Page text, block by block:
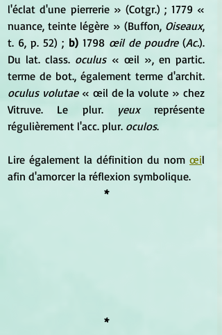
l'éclat d'une pierrerie » (Cotgr.) ; 1779 «
nuance, teinte légère » (Buffon, Oiseaux,
t. 6, p. 52) ; b) 1798 œil de poudre (Ac.).
Du lat. class. oculus « œil », en partic.
oculus volutae « œil de la volute » chez
Vitruve. Le plur.
yeux représente
régulièrement l'acc. plur. oculos.
Lire également la définition du nom œil
afin d'amorcer la réflexion symbolique.
*
*